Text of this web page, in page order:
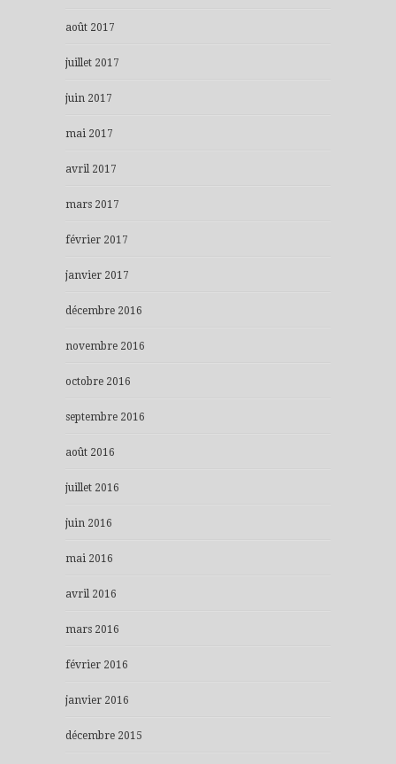
août 2017
juillet 2017
juin 2017
mai 2017
avril 2017
mars 2017
février 2017
janvier 2017
décembre 2016
novembre 2016
octobre 2016
septembre 2016
août 2016
juillet 2016
juin 2016
mai 2016
avril 2016
mars 2016
février 2016
janvier 2016
décembre 2015